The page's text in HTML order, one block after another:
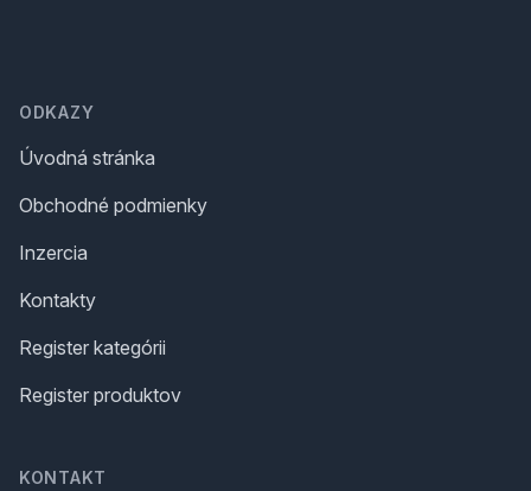
ODKAZY
Úvodná stránka
Obchodné podmienky
Inzercia
Kontakty
Register kategórii
Register produktov
KONTAKT